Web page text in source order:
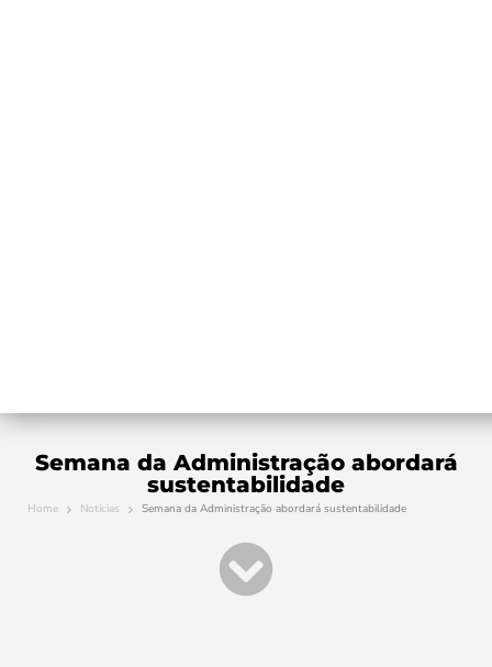
Semana da Administração abordará
sustentabilidade
Home Notícias Semana da Administração abordará sustentabilidade